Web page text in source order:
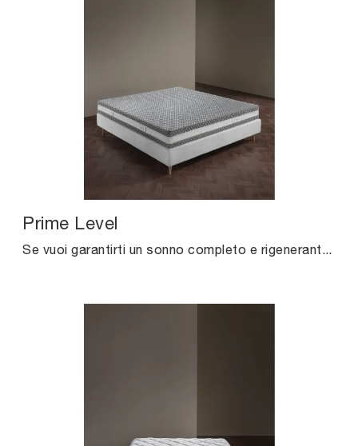
Prime Level
Se vuoi garantirti un sonno completo e rigenerante, scopri i Materassi in memory foam matrimoniali come il modello Prime Level Altrenotti.